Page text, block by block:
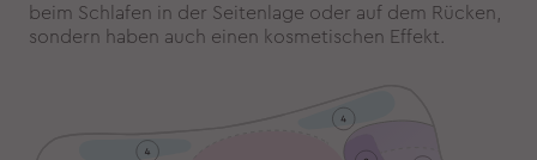
beim Schlafen in der Seitenlage oder auf dem Rücken,
sondern haben auch einen kosmetischen Effekt.